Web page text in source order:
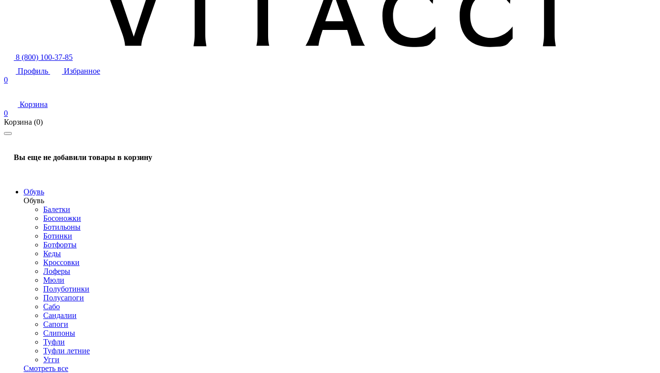
8 (800) 100-37-85
Профиль
Избранное
0
Корзина
0
Корзина (0)
Вы еще не добавили товары в корзину
Обувь
Обувь
Балетки
Босоножки
Ботильоны
Ботинки
Ботфорты
Кеды
Кроссовки
Лоферы
Мюли
Полуботинки
Полусапоги
Сабо
Сандалии
Сапоги
Слипоны
Туфли
Туфли летние
Угги
Смотреть все